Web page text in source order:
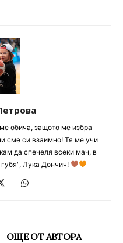
обича, защото ме избра
сме си взаимно! Тя ме учи
да спечеля всеки мач, в
Лука Дончич!
ОЩЕ ОТ АВТОРА